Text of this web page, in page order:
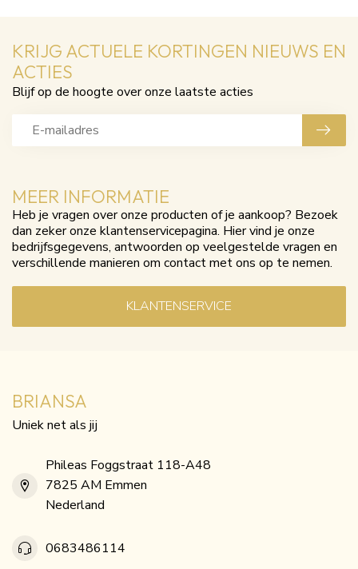
MEER INFORMATIE
Heb je vragen over onze producten of je aankoop? Bezoek
dan zeker onze klantenservicepagina. Hier vind je onze
bedrijfsgegevens, antwoorden op veelgestelde vragen en
verschillende manieren om contact met ons op te nemen.
KLANTENSERVICE
KRIJG ACTUELE KORTINGEN NIEUWS EN
ACTIES
Blijf op de hoogte over onze laatste acties
BRIANSA
Uniek net als jij
Phileas Foggstraat 118-A48
7825 AM Emmen
Nederland
0683486114